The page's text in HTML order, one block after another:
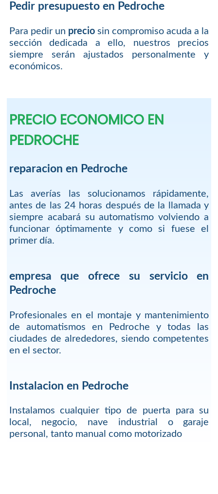
Pedir presupuesto en Pedroche
Para pedir un preciosin compromiso acuda a la
sección dedicada a ello, nuestros precios
siempre serán ajustados personalmente y
económicos.
PRECIO ECONOMICO EN
PEDROCHE
reparacion en Pedroche
Las averías las solucionamos rápidamente,
antes de las 24 horas después de la llamada y
siempre acabará su automatismo volviendo a
funcionar óptimamente y como si fuese el
primer día.
empresa que ofrece su servicio en
Pedroche
Profesionales en el montaje y mantenimiento
de automatismos en Pedroche y todas las
ciudades de alrededores, siendo competentes
en el sector.
Instalacion en Pedroche
Instalamos cualquier tipo de puerta para su
local, negocio, nave industrial o garaje
personal, tanto manual como motorizado